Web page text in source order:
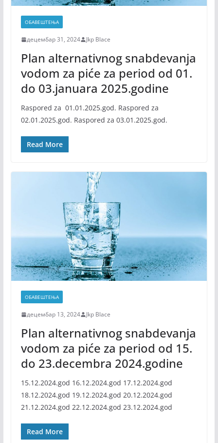
ОБАВЕШТЕЊА
децембар 31, 2024 Jkp Blace
Plan alternativnog snabdevanja
vodom za piće za period od 01.
do 03.januara 2025.godine
Raspored za 01.01.2025.god. Raspored za
02.01.2025.god. Raspored za 03.01.2025.god.
Read More
ОБАВЕШТЕЊА
децембар 13, 2024 Jkp Blace
Plan alternativnog snabdevanja
vodom za piće za period od 15.
do 23.decembra 2024.godine
15.12.2024.god 16.12.2024.god 17.12.2024.god
18.12.2024.god 19.12.2024.god 20.12.2024.god
21.12.2024.god 22.12.2024.god 23.12.2024.god
Read More